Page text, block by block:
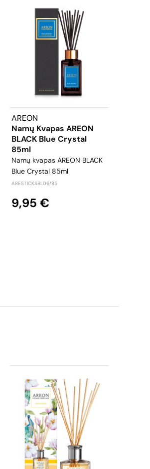
AREON
Namų Kvapas AREON
BLACK Blue Crystal
85ml
Namų kvapas AREON BLACK
Blue Crystal 85ml
ARESTICKSBL06/85
9,95 €